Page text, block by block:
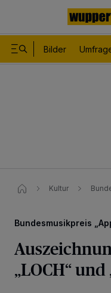
Bilder
Kultur
Bundesmusikpreis
„LOCH“ und